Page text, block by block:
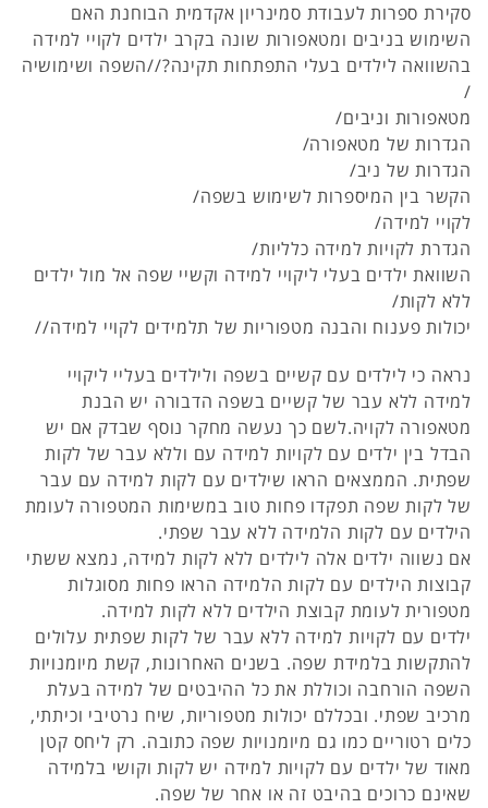
סקירת ספרות לעבודת סמינריון אקדמית הבוחנת האם
השימוש בניבים ומטאפורות שונה בקרב ילדים לקויי למידה
בהשוואה לילדים בעלי התפתחות תקינה?//השפה ושימושיה
/
מטאפורות וניבים/
הגדרות של מטאפורה/
הגדרות של ניב/
הקשר בין המיספרות לשימוש בשפה/
לקויי למידה/
הגדרת לקויות למידה כלליות/
השוואת ילדים בעלי ליקויי למידה וקשיי שפה אל מול ילדים
ללא לקות/
יכולות פענוח והבנה מטפוריות של תלמידים לקויי למידה//
נראה כי לילדים עם קשיים בשפה ולילדים בעליי ליקויי
למידה ללא עבר של קשיים בשפה הדבורה יש הבנת
מטאפורה לקויה.לשם כך נעשה מחקר נוסף שבדק אם יש
הבדל בין ילדים עם לקויות למידה עם וללא עבר של לקות
שפתית. הממצאים הראו שילדים עם לקות למידה עם עבר
של לקות שפה תפקדו פחות טוב במשימות המטפורה לעומת
הילדים עם לקות הלמידה ללא עבר שפתי.
אם נשווה ילדים אלה לילדים ללא לקות למידה, נמצא ששתי
קבוצות הילדים עם לקות הלמידה הראו פחות מסוגלות
מטפורית לעומת קבוצת הילדים ללא לקות למידה.
ילדים עם לקויות למידה ללא עבר של לקות שפתית עלולים
להתקשות בלמידת שפה. בשנים האחרונות, קשת מיומנויות
השפה הורחבה וכוללת את כל ההיבטים של למידה בעלת
מרכיב שפתי. ובכללם יכולות מטפוריות, שיח נרטיבי וכיתתי,
כלים רטוריים כמו גם מיומנויות שפה כתובה. רק ליחס קטן
מאוד של ילדים עם לקויות למידה יש לקות וקושי בלמידה
שאינם כרוכים בהיבט זה או אחר של שפה.